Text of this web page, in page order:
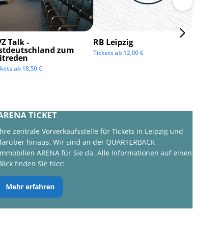
Talk -
zum
ab 18,50€
RB Leipzig
Tickets ab 12,00€
TICKET
zentrale Vorverkaufsstelle für Tickets in Leipzig und
hinaus. Wir sind an der QUARTERBACK
ARENA für Sie da. Alle Informationen auf einen
finden Sie hier:
Mehr erfahren